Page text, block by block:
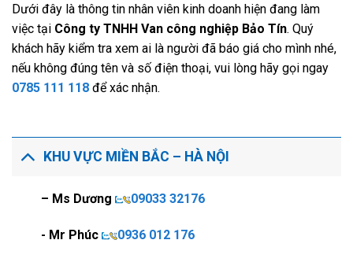
Dưới đây là thông tin nhân viên kinh doanh hiện đang làm
việc tại Công ty TNHH Van công nghiệp Bảo Tín. Quý
khách hãy kiểm tra xem ai là người đã báo giá cho mình nhé,
nếu không đúng tên và số điện thoại, vui lòng hãy gọi ngay
0785 111 118 để xác nhận.
KHU VỰC MIỀN BẮC – HÀ NỘI
– Ms Dương 09033 32176
- Mr Phúc 0936 012 176